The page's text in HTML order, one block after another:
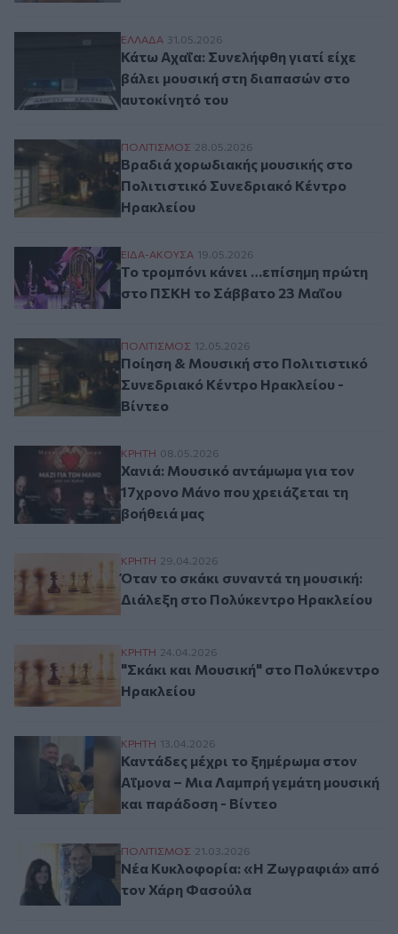
Κάτω Αχαΐα: Συνελήφθη γιατί είχε βάλει
ΕΛΛAΔΑ 31.05.2026
Κάτω Αχαΐα: Συνελήφθη γιατί είχε
βάλει μουσική στη διαπασών στο
αυτοκίνητό του
Βραδιά χορωδιακής μουσικής στο
ΠΟΛΙΤΙΣΜΟΣ 28.05.2026
Βραδιά χορωδιακής μουσικής στο
Πολιτιστικό Συνεδριακό Κέντρο
Ηρακλείου
Το τρομπόνι κάνει …επίσημη πρώτη
ΕΙΔΑ-ΑΚΟΥΣΑ 19.05.2026
Το τρομπόνι κάνει …επίσημη πρώτη
στο ΠΣΚΗ το Σάββατο 23 Μαΐου
Ποίηση & Μουσική στο Πολιτιστικό
ΠΟΛΙΤΙΣΜΟΣ 12.05.2026
Ποίηση & Μουσική στο Πολιτιστικό
Συνεδριακό Κέντρο Ηρακλείου -
Βίντεο
Χανιά: Μουσικό αντάμωμα για τον
ΚΡΗΤΗ 08.05.2026
Χανιά: Μουσικό αντάμωμα για τον
17χρονο Μάνο που χρειάζεται τη
βοήθειά μας
Όταν το σκάκι συναντά τη μουσική:
ΚΡΗΤΗ 29.04.2026
Όταν το σκάκι συναντά τη μουσική:
Διάλεξη στο Πολύκεντρο Ηρακλείου
"Σκάκι και Μουσική" στο Πολύκεντρο
ΚΡΗΤΗ 24.04.2026
"Σκάκι και Μουσική" στο Πολύκεντρο
Ηρακλείου
Καντάδες μέχρι το ξημέρωμα στον
ΚΡΗΤΗ 13.04.2026
Καντάδες μέχρι το ξημέρωμα στον
Αΐμονα – Μια Λαμπρή γεμάτη μουσική
και παράδοση - Βίντεο
Νέα Κυκλοφορία: «Η Ζωγραφιά» από
ΠΟΛΙΤΙΣΜΟΣ 21.03.2026
Νέα Κυκλοφορία: «Η Ζωγραφιά» από
τον Χάρη Φασούλα